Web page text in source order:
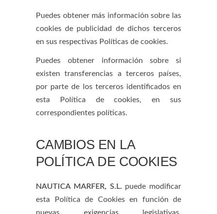
Puedes obtener más información sobre las
cookies de publicidad de dichos terceros
en sus respectivas Políticas de cookies.
Puedes obtener información sobre si
existen transferencias a terceros países,
por parte de los terceros identificados en
esta Política de cookies, en sus
correspondientes políticas.
CAMBIOS EN LA
POLÍTICA DE COOKIES
NAUTICA MARFER, S.L. puede modificar
esta Política de Cookies en función de